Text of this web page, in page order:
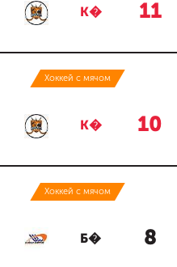
К� 11
Хоккей с мячом
К� 10
Хоккей с мячом
Б� 8